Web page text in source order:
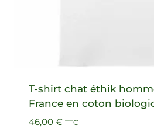
T-shirt chat éthik
France en coton
46,00 € TTC